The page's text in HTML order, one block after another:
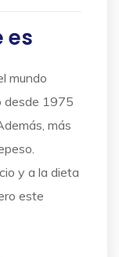
es
mundo
desde 1975
más
y a la dieta
este